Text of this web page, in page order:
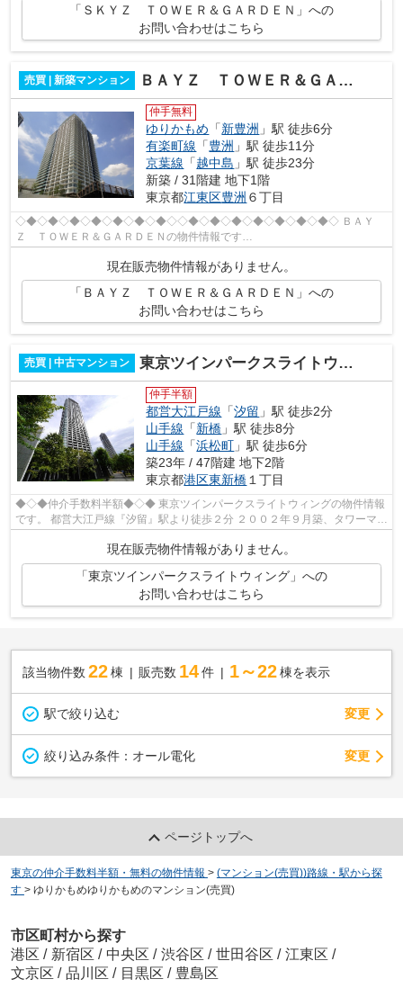
「ＳＫＹＺ ＴＯＷＥＲ＆ＧＡＲＤＥＮ」への
お問い合わせはこちら
売買 | 新築マンション ＢＡＹＺ ＴＯＷＥＲ＆ＧＡＲＤＥＮ
仲手無料
ゆりかもめ 「新豊洲 」駅 徒歩6分
有楽町線 「豊洲 」駅 徒歩11分
京葉線 「越中島 」駅 徒歩23分
新築 / 31階建 地下1階
東京都江東区豊洲 ６丁目
◇◆◇◆◇◆◇◆◇◆◇◆◇◆◇◇◆◇◆◇◆◇◆◇◆◇◆◇◆◇ ＢＡＹ
Ｚ ＴＯＷＥＲ＆ＧＡＲＤＥＮの物件情報です
◇◆◇◆◇◆◇◆◇◆◇◆◇◆◇◇◆◇◆◇◆◇◆◇◆◇◆◇◆◇ 平成２８
年７月完成 総戸数５５０戸 地下１階付３１階建 ■【交...
現在販売物件情報がありません。
「ＢＡＹＺ ＴＯＷＥＲ＆ＧＡＲＤＥＮ」への
お問い合わせはこちら
売買 | 中古マンション 東京ツインパークスライトウィング
仲手半額
都営大江戸線 「汐留 」駅 徒歩2分
山手線 「新橋 」駅 徒歩8分
山手線 「浜松町 」駅 徒歩6分
築23年 / 47階建 地下2階
東京都港区東新橋 １丁目
◆◇◆仲介手数料半額◆◇◆ 東京ツインパークスライトウィングの物件情報
です。 都営大江戸線『汐留』駅より徒歩２分 ２００２年９月築、タワーマン
現在販売物件情報がありません。
「東京ツインパークスライトウィング」への
お問い合わせはこちら
該当物件数 22棟 販売数 14 件 1～22 棟を表示
駅で絞り込む 変更
絞り込み条件： オール電化 変更
ページトップへ
東京の仲介手数料半額・無料の物件情報 > (マンション(売買))路線・駅から探
す > ゆりかもめゆりかもめのマンション(売買)
市区町村から探す
港区 / 新宿区 / 中央区 / 渋谷区 / 世田谷区 / 江東区 /
文京区 / 品川区 / 目黒区 / 豊島区